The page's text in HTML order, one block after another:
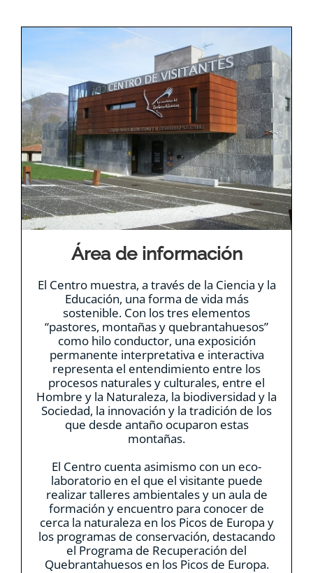
Área de información
El Centro muestra, a través de la Ciencia y la
Educación, una forma de vida más
sostenible. Con los tres elementos
“pastores, montañas y quebrantahuesos”
como hilo conductor, una exposición
permanente interpretativa e interactiva
representa el entendimiento entre los
procesos naturales y culturales, entre el
Hombre y la Naturaleza, la biodiversidad y la
Sociedad, la innovación y la tradición de los
que desde antaño ocuparon estas
montañas.
El Centro cuenta asimismo con un eco-
laboratorio en el que el visitante puede
realizar talleres ambientales y un aula de
formación y encuentro para conocer de
cerca la naturaleza en los Picos de Europa y
los programas de conservación, destacando
el Programa de Recuperación del
Quebrantahuesos en los Picos de Europa.